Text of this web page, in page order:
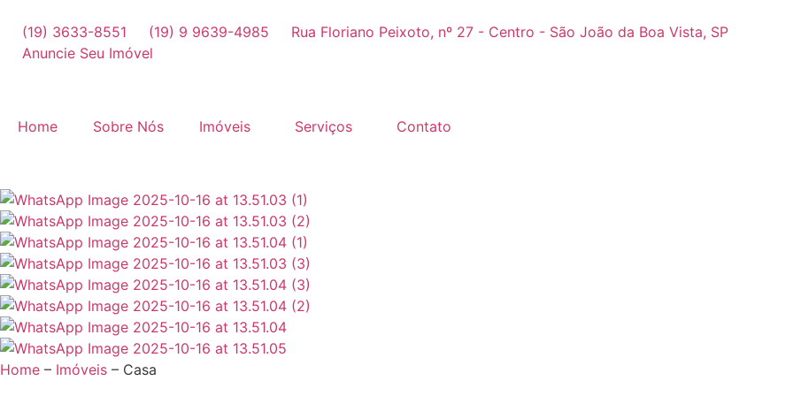
(19) 3633-8551 (19) 9 9639-4985
Rua Floriano Peixoto, nº 27 - Centro - São João da Boa Vista, SP
Anuncie Seu Imóvel
Home Sobre Nós Imóveis Serviços Contato
Home – Imóveis – Casa